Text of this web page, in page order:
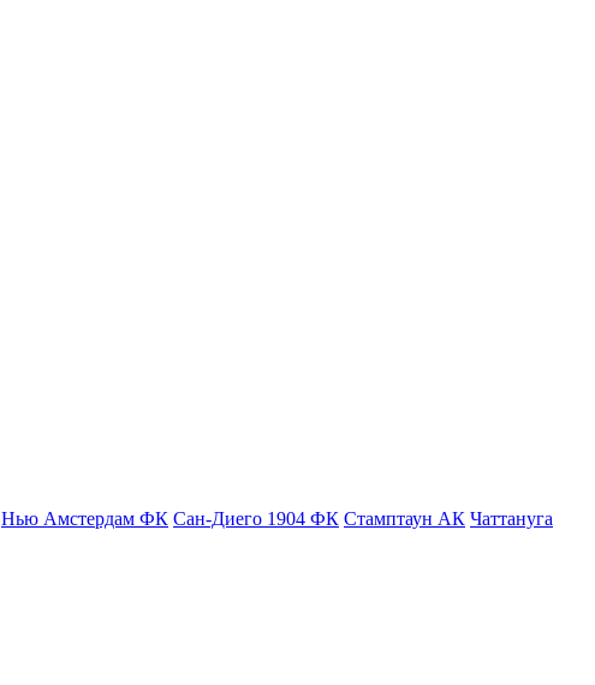
Нью Амстердам ФК Сан-Диего 1904 ФК Стамптаун АК Чаттануга